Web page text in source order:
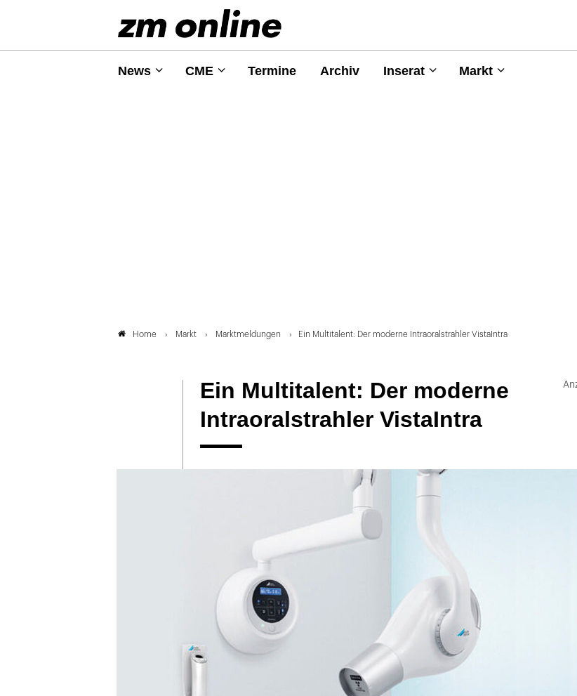
News CME Termine Archiv Inserat Markt
Home Markt Marktmeldungen Ein Multitalent: Der moderne Intraoralstrahler VistaIntra
Ein Multitalent: Der moderne
Intraoralstrahler VistaIntra